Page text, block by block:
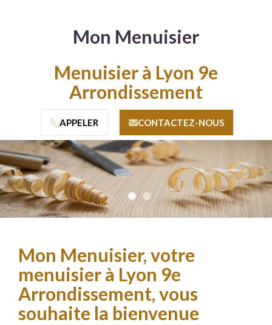
Mon Menuisier
Menuisier à Lyon 9e
Arrondissement
APPELER CONTACTEZ-NOUS
• •
Mon Menuisier, votre
menuisier à Lyon 9e
Arrondissement, vous
souhaite la bienvenue